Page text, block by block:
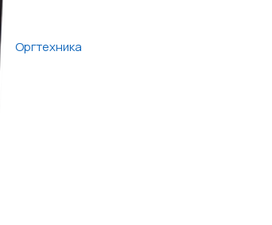
Оргтехника